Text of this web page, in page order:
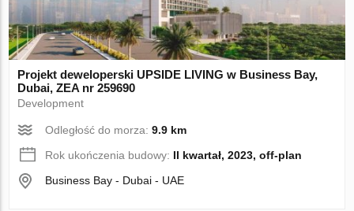
Projekt deweloperski UPSIDE LIVING w Business Bay,
Dubai, ZEA nr 259690
Development
Odległość do morza:9.9 km
Rok ukończenia budowy: II kwartał, 2023, off-plan
Business Bay - Dubai - UAE